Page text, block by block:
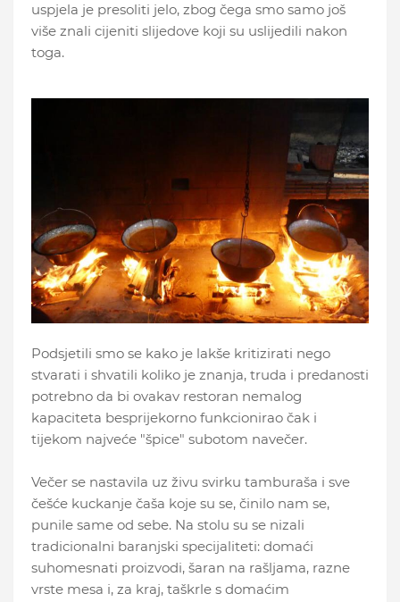
uspjela je presoliti jelo, zbog čega smo samo još
više znali cijeniti slijedove koji su uslijedili nakon
toga.
Podsjetili smo se kako je lakše kritizirati nego
stvarati i shvatili koliko je znanja, truda i predanosti
potrebno da bi ovakav restoran nemalog
kapaciteta besprijekorno funkcionirao čak i
tijekom najveće "špice" subotom navečer.
Večer se nastavila uz živu svirku tamburaša i sve
češće kuckanje čaša koje su se, činilo nam se,
punile same od sebe. Na stolu su se nizali
tradicionalni baranjski specijaliteti: domaći
suhomesnati proizvodi, šaran na rašljama, razne
vrste mesa i, za kraj, taškrle s domaćim